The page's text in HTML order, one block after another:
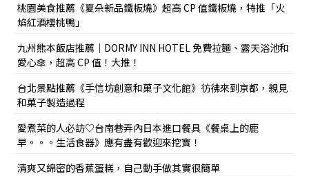
桃園美食推薦《夏朵新品鐵板燒》超高 CP 值鐵板燒，特推「火
焰紅酒櫻桃鴨」
九州熊本飯店推薦｜DORMY INN HOTEL 免費拉麵、露天浴池和
愛心傘，超高 CP 值！大推！
台北景點推薦《手信坊創意和菓子文化館》彷彿來到京都，親見
和菓子製造過程
愛煮菜的人必訪♡台南巷弄內日本進口餐具《餐桌上的鹿
早。。。生活食器》應有盡有歡迎來挖寶！
清爽又綿密的香蕉蛋糕，自己動手做其實很簡單